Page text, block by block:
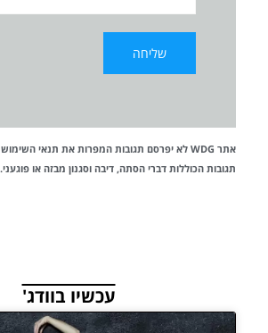
אתר WDG לא יפרסם תגובות המפרות את תנאי השימוש
תגובות הכוללות דברי הסתה, דיבה וסגנון מבזה או פוגעני.
עכשיו בוודג'